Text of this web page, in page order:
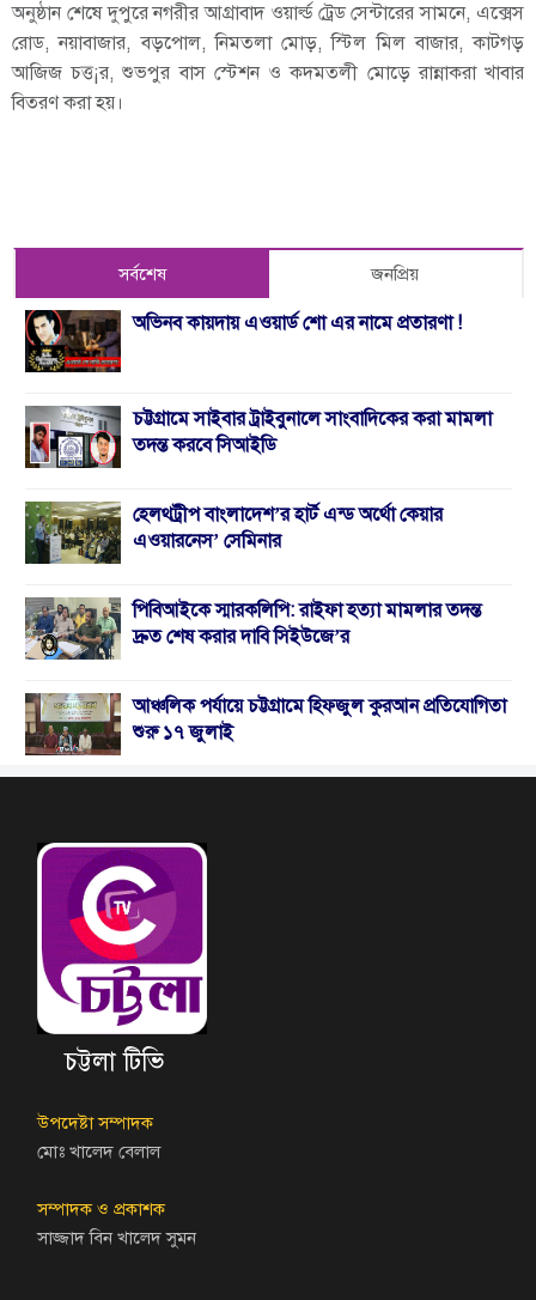
অনুষ্ঠান শেষে দুপুরে নগরীর আগ্রাবাদ ওয়ার্ল্ড ট্রেড সেন্টারের সামনে, এক্সেস
রোড, নয়াবাজার, বড়পোল, নিমতলা মোড়, স্টিল মিল বাজার, কাটগড়
আজিজ চত্ত¡র, শুভপুর বাস স্টেশন ও কদমতলী মোড়ে রান্নাকরা খাবার
বিতরণ করা হয়।
সর্বশেষ জনপ্রিয়
অভিনব কায়দায় এওয়ার্ড শো এর নামে প্রতারণা !
চট্টগ্রামে সাইবার ট্রাইবুনালে সাংবাদিকের করা মামলা
তদন্ত করবে সিআইডি
হেলথট্রীপ বাংলাদেশ’র হার্ট এন্ড অর্থো কেয়ার
এওয়ারনেস’ সেমিনার
পিবিআইকে স্মারকলিপি: রাইফা হত্যা মামলার তদন্ত
দ্রুত শেষ করার দাবি সিইউজে’র
আঞ্চলিক পর্যায়ে চট্টগ্রামে হিফজুল কুরআন প্রতিযোগিতা
শুরু ১৭ জুলাই
চট্টলা টিভি
উপদেষ্টা সম্পাদক
মোঃ খালেদ বেলাল
সম্পাদক ও প্রকাশক
সাজ্জাদ বিন খালেদ সুমন